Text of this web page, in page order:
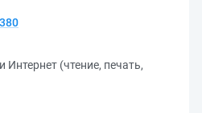
Интернет (чтение, печать,